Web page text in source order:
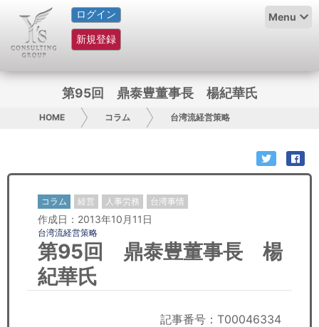
ログイン
新規登録
Menu
HOME
サービス紹介
グループ概要
日本人にPR
コンサルティング
リサーチ
第95回 鼎泰豊董事長 楊紀華氏
HOME コラム 台湾流経営策略
コラム 経営 人事労務 台湾事情
作成日：2013年10月11日
台湾流経営策略
第95回 鼎泰豊董事長 楊
紀華氏
記事番号：T00046334